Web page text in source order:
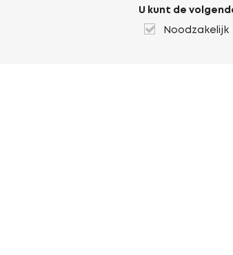
U kunt de
Noodzakelijk